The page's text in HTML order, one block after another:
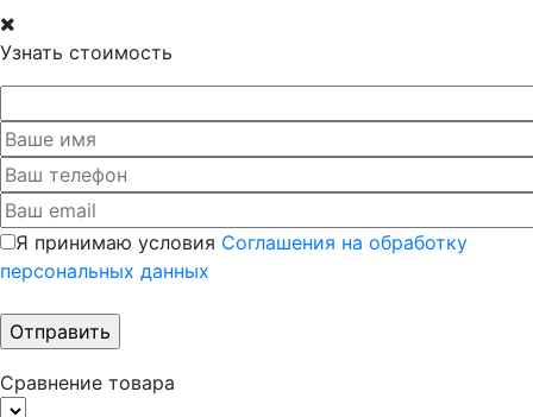
Узнать стоимость
Я принимаю условия Соглашения на обработку
персональных данных
Сравнение товара